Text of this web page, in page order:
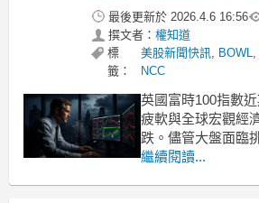
最後更新於 2026.4.6 16:56
撰文者： 權知道
標
籤：
美股新聞快訊, BOWL,
NCC
英國富時100指數
疲軟與全球宏觀經
跌。儘管大盤面臨
億英鎊的小型公司
繼續閱讀...